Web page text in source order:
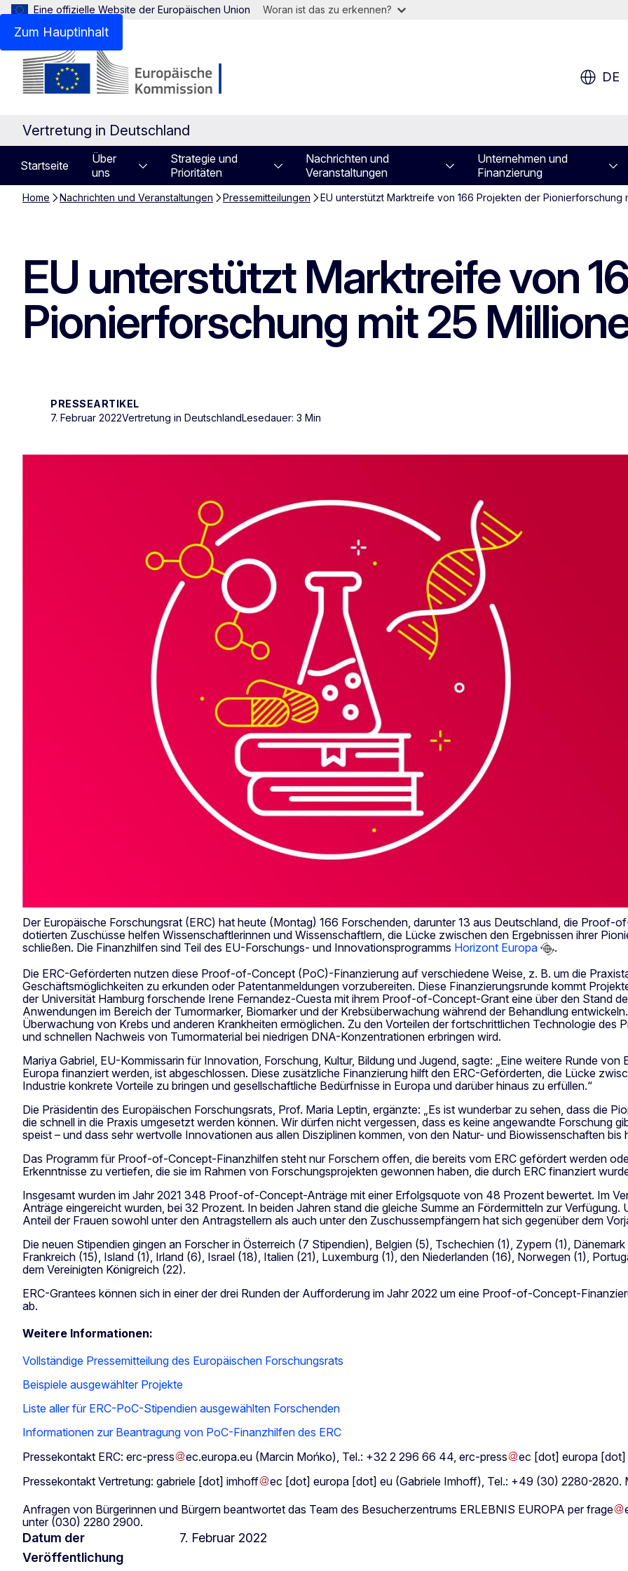
Zum Hauptinhalt
Eine offizielle Website der Europäischen Union Woran ist das zu erkennen?
DE
Vertretung in Deutschland
Startseite
Über
uns
Strategie und
Prioritäten
Nachrichten und
Veranstaltungen
Unternehmen und
Finanzierung
Home Nachrichten und Veranstaltungen Pressemitteilungen EU unterstützt Marktreife von 166 Projekten der Pionierforschung
EU unterstützt Marktreife von
Pionierforschung mit 25
PRESSEARTIKEL
7. Februar 2022Vertretung in DeutschlandLesedauer: 3 Min
Der Europäische Forschungsrat (ERC) hat heute (Montag) 166 Forschenden, darunter 13 aus Deutschland, die Proof-
dotierten Zuschüsse helfen Wissenschaftlerinnen und Wissenschaftlern, die Lücke zwischen den Ergebnissen ihrer
schließen. Die Finanzhilfen sind Teil des EU-Forschungs- und Innovationsprogramms Horizont Europa
.
Die ERC-Geförderten nutzen diese Proof-of-Concept (PoC)-Finanzierung auf verschiedene Weise, z. B. um die
Geschäftsmöglichkeiten zu erkunden oder Patentanmeldungen vorzubereiten. Diese Finanzierungsrunde kommt
der Universität Hamburg forschende Irene Fernandez-Cuesta mit ihrem Proof-of-Concept-Grant eine über den Stand
Anwendungen im Bereich der Tumormarker, Biomarker und der Krebsüberwachung während der Behandlung
Überwachung von Krebs und anderen Krankheiten ermöglichen. Zu den Vorteilen der fortschrittlichen Technologie des
und schnellen Nachweis von Tumormaterial bei niedrigen DNA-Konzentrationen erbringen wird.
Mariya Gabriel, EU-Kommissarin für Innovation, Forschung, Kultur, Bildung und Jugend, sagte: „Eine weitere Runde
Europa finanziert werden, ist abgeschlossen. Diese zusätzliche Finanzierung hilft den ERC-Geförderten, die Lücke
Industrie konkrete Vorteile zu bringen und gesellschaftliche Bedürfnisse in Europa und darüber hinaus zu erfüllen.“
Die Präsidentin des Europäischen Forschungsrats, Prof. Maria Leptin, ergänzte: „Es ist wunderbar zu sehen, dass die
die schnell in die Praxis umgesetzt werden können. Wir dürfen nicht vergessen, dass es keine angewandte Forschung
speist – und dass sehr wertvolle Innovationen aus allen Disziplinen kommen, von den Natur- und Biowissenschaften
Das Programm für Proof-of-Concept-Finanzhilfen steht nur Forschern offen, die bereits vom ERC gefördert werden
Erkenntnisse zu vertiefen, die sie im Rahmen von Forschungsprojekten gewonnen haben, die durch ERC finanziert
Insgesamt wurden im Jahr 2021 348 Proof-of-Concept-Anträge mit einer Erfolgsquote von 48 Prozent bewertet. Im
Anträge eingereicht wurden, bei 32 Prozent. In beiden Jahren stand die gleiche Summe an Fördermitteln zur
Anteil der Frauen sowohl unter den Antragstellern als auch unter den Zuschussempfängern hat sich gegenüber dem
Die neuen Stipendien gingen an Forscher in Österreich (7 Stipendien), Belgien (5), Tschechien (1), Zypern (1),
Frankreich (15), Island (1), Irland (6), Israel (18), Italien (21), Luxemburg (1), den Niederlanden (16), Norwegen (1),
dem Vereinigten Königreich (22).
ERC-Grantees können sich in einer der drei Runden der Aufforderung im Jahr 2022 um eine Proof-of-Concept-
ab.
Weitere Informationen:
Vollständige Pressemitteilung des Europäischen Forschungsrats
Beispiele ausgewählter Projekte
Liste aller für ERC-PoC-Stipendien ausgewählten Forschenden
Informationen zur Beantragung von PoC-Finanzhilfen des ERC
Pressekontakt ERC: erc-press ec.europa.eu (Marcin Mońko), Tel.: +32 2 296 66 44, erc-press ec [dot] europa [dot]
Pressekontakt Vertretung: gabriele [dot] imhoff ec [dot] europa [dot] eu (Gabriele Imhoff), Tel.: +49 (30) 2280-2820.
Anfragen von Bürgerinnen und Bürgern beantwortet das Team des Besucherzentrums ERLEBNIS EUROPA perfrage
unter (030) 2280 2900.
Datum der
Veröffentlichung
7. Februar 2022